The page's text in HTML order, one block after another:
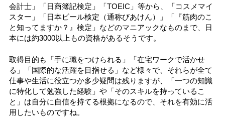
会計士」「日商簿記検定」「TOEIC」等から、「コスメマイ
スター」「日本ビール検定（通称びあけん）」「『筋肉のこ
と知ってますか？』検定」などのマニアックなものまで、日
本には約3000以上もの資格があるそうです。
取得目的も「手に職をつけられる」「在宅ワークで活かせ
る」「国際的な活躍を目指せる」など様々で、それらが全て
仕事や生活に役立つか多少疑問は残りますが、「一つの知識
に特化して勉強した経験」や「そのスキルを持っているこ
と」は自分に自信を持てる根拠になるので、それを有効に活
用したいものですね。